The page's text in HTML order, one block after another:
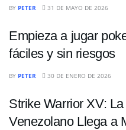
BY PETER 31 DE MAYO DE 2026
Empieza a jugar
fáciles y sin riesgos
BY PETER 30 DE ENERO DE 2026
Strike Warrior XV:
Venezolano Llega a